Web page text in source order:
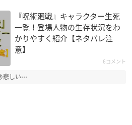
『呪術廻戦』キャラクター生死
一覧！登場人物の生存状況をわ
かりやすく紹介【ネタバレ注
意】
6コメント
悲しい⋯